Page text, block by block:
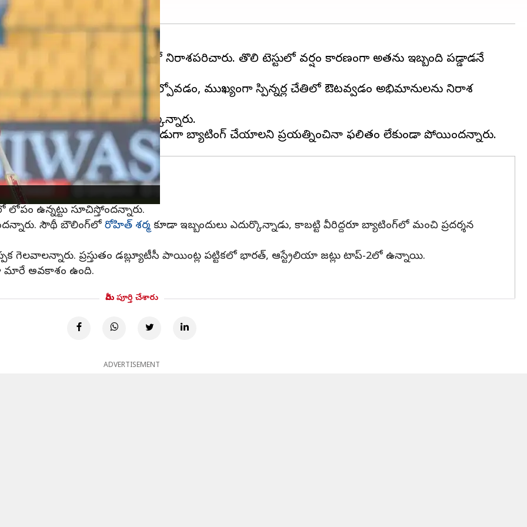
టెస్టు సిరీస్‌లో పేలవ ప్రదర్శనతో నిరాశపరిచారు. తొలి టెస్టులో వర్షం కారణంగా అతను ఇబ్బంది పడ్డాడనే
కీలక సమయంలో వికెట్‌ను కోల్పోవడం, ముఖ్యంగా స్పిన్నర్ల చేతిలో ఔటవ్వడం అభిమానులను నిరాశ
పోతున్నాడని పేర్కొన్నారు.
ఉన్నట్టు సూచిస్తోందన్నారు.
సౌథీ బౌలింగ్‌లో రోహిత్ శర్మ కూడా ఇబ్బందులు ఎదుర్కొన్నాడు, కాబట్టి వీరిద్దరూ బ్యాటింగ్‌లో మంచి ప్రదర్శన
గెలవాలన్నారు. ప్రస్తుతం డబ్ల్యూటీసీ పాయింట్ల పట్టికలో భారత్, ఆస్ట్రేలియా జట్లు టాప్-2లో ఉన్నాయి.
మారే అవకాశం ఉంది.
మీరు పూర్తి చేశారు
ADVERTISEMENT